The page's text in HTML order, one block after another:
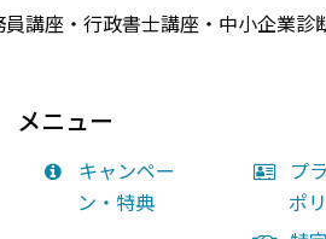
講座・行政書士講座・中小企業診
メニュー
キャンペー
ン・特典
プ
ポ